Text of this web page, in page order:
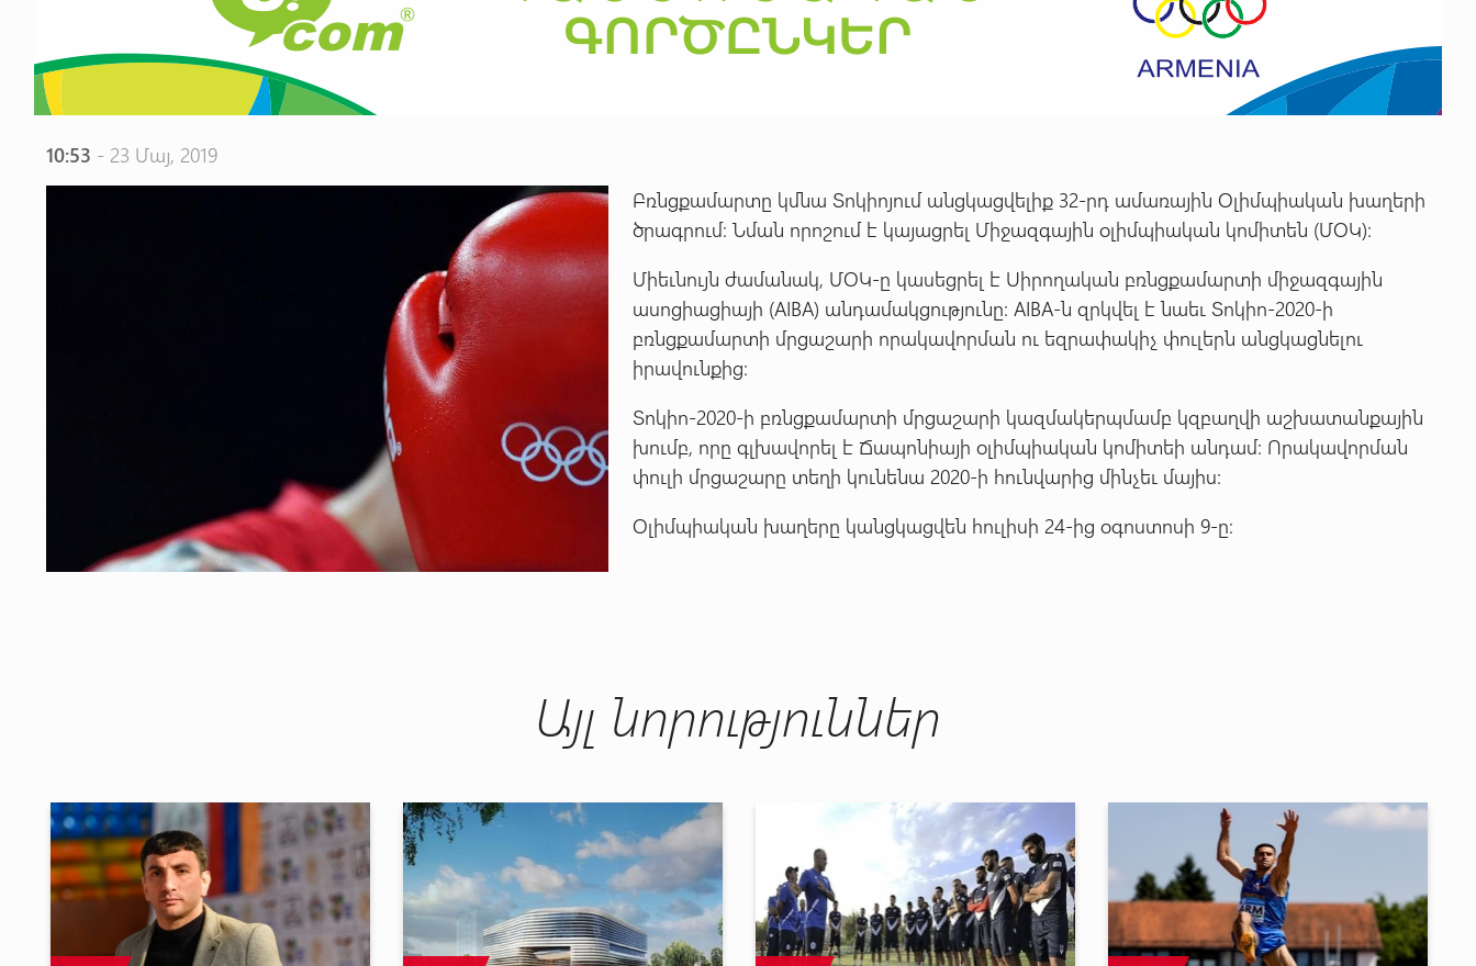
10:53 - 23 Մայ, 2019
Բռնցքամարտը կմնա Տոկիոյում անցկացվելիք 32-րդ ամառային Օլիմպիական խաղերի
ծրագրում: Նման որոշում է կայացրել Միջազգային օլիմպիական կոմիտեն (ՄՕԿ):
Միեւնույն ժամանակ, ՄՕԿ-ը կասեցրել է Սիրողական բռնցքամարտի միջազգային
ասոցիացիայի (AIBA) անդամակցությունը: AIBA-ն զրկվել է նաեւ Տոկիո-2020-ի
բռնցքամարտի մրցաշարի որակավորման ու եզրափակիչ փուլերն անցկացնելու
իրավունքից:
Տոկիո-2020-ի բռնցքամարտի մրցաշարի կազմակերպմամբ կզբաղվի աշխատանքային
խումբ, որը գլխավորել է Ճապոնիայի օլիմպիական կոմիտեի անդամ: Որակավորման
փուլի մրցաշարը տեղի կունենա 2020-ի հունվարից մինչեւ մայիս:
Օլիմպիական խաղերը կանցկացվեն հուլիսի 24-ից օգոստոսի 9-ը:
Այլ նորություններ